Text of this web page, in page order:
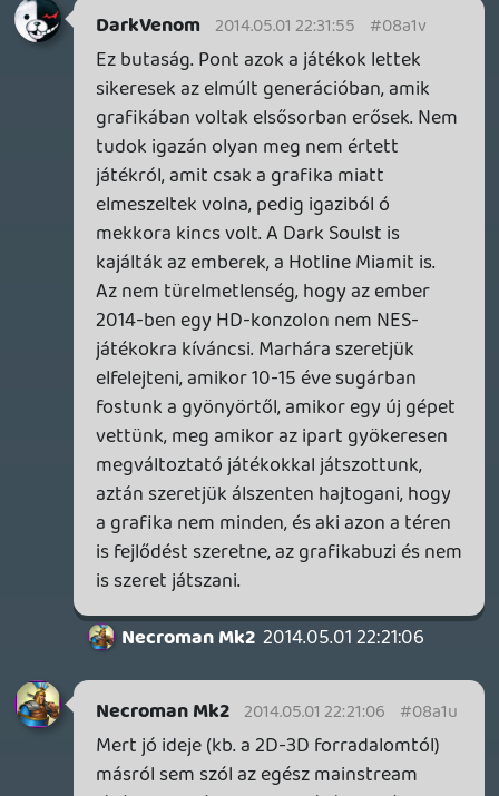
jöhetnének azok a játékok, amikor a
fejlesztők séróból vágják a platformokat,
és a hosszútávú értékekre tudnak
koncentrálni.
De hát ez van - ebben már senki nem
gondolkodik. Puszta üzleti döntés a váltás.
Oldern 2014.05.01 21:33:13
Oldern 2014.05.01 21:34:14 #08a1q
Mármint a "miért nem maradnak Ps3/360
mellett" kérdésre válaszoltam.
Oldern 2014.05.01 21:33:13
Oldern 2014.05.01 21:33:13 #08a1p
Nem erről van szó. A konzolok
életciklusának végén drasztikusan
visszaesik a vásárlókedv, ha tetszik, ha
nem. (nekem sem tetszik, de ez van).
Ilyenkor fordulhatnak elő olyanok, hogy
egy PS3/360/ps4/Xbox One játékból
Ps4/xbox duóra több fogy, mint a PS3/360
kombóra (lásd: NPD, USA, Metal Gear 5
Ground Zeroes).
A generációváltást úgy tudnám jellemezni,
mintha egy zuhanó liftből a második
másikra, ami csak az elsőnél jár még - de
az egyik a föld felé tart, a másik meg fel a
tetőtérre.
CHASE 2014.05.01 19:42:51